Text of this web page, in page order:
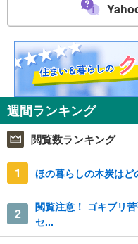
週間ランキング
閲覧数ランキング
1 ほの暮らしの木炭はど
2
閲覧注意！ ゴキブリ
セ...